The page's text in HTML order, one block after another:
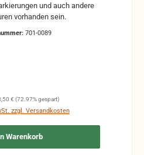
und auch andere
701-0089
Preis:
€ (72.97% gespart)
zzgl. Versandkosten
Warenkorb